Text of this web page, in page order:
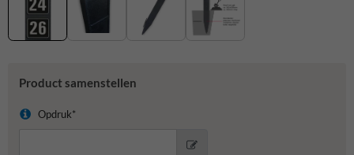
Product samenstellen
Opdruk*